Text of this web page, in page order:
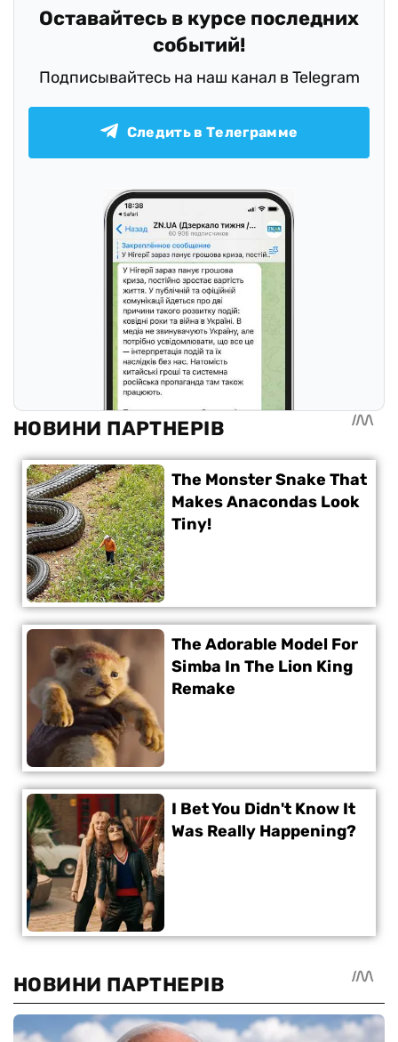
Оставайтесь в курсе последних
событий!
Подписывайтесь на наш канал в Telegram
Следить в Телеграмме